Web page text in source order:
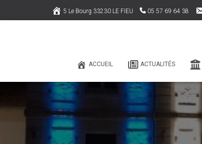
5 Le Bourg 33230 LE FIEU 05 57 69 64 38
ACCUEIL ACTUALITÉS